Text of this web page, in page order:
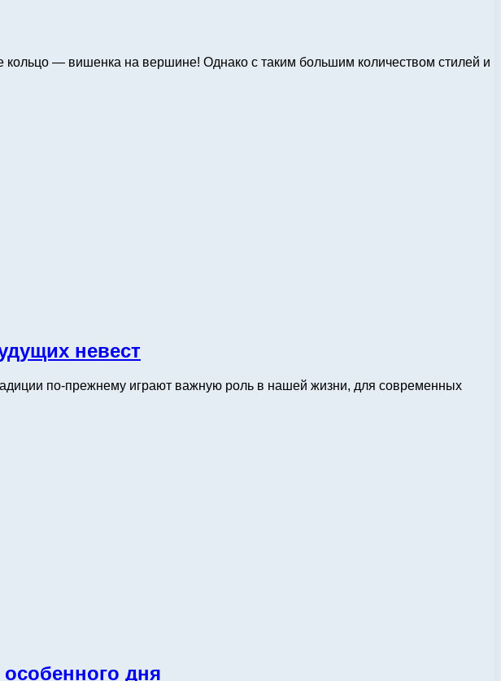
— вишенка на вершине! Однако с таким большим количеством стилей и
невест
по-прежнему играют важную роль в нашей жизни, для современных
дня